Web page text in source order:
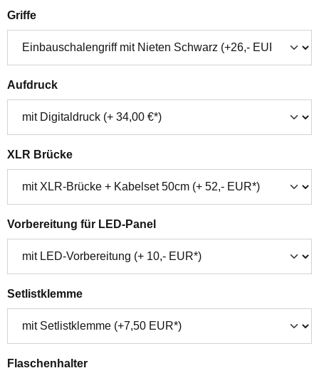
Griffeauswählen
Aufdruckauswählen
XLR Brückeauswählen
Vorbereitung für LED-Panelauswählen
Setlistklemmeauswählen
Flaschenhalterauswählen